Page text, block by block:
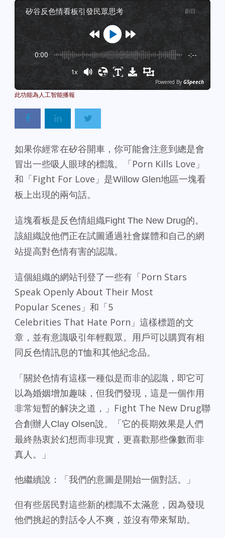
矽谷反色情看板引發民眾思考 剧目 :-
0:00 -:--
1x
Powered By GSpeech
如果你經常在矽谷開車， 你可能會注意到總是會
冒出一些吸人眼球的標識。「Porn Kills Love」
和「Fight For Love」是Willow Glen地區一塊看
板上出現的兩句話。
這塊看板是反色情組織Fight The New Drug的。
該組織說他們正在試圖通過社會媒體和自己的網
站提高對色情有害的認識。
這個組織的網站刊登了一些有「Porn Stars
Speak Openly About Their Most
Popular Scenes」和「5
Celebrities That Hate Porn」這樣標題的文
章，並有意識吸引年輕觀眾。 用戶可以購買有相
同反色情訊息的T恤和其他紀念品。
「關於色情有這樣一種似是而非的認識，即它可
以為婚姻增加趣味， 但我們發現，這是一個作用
非常短暫的解決之道，」Fight The New Drug聯
合創辦人 Clay Olsen說。 「它的長期效果是人們
最終熱衷於幻想而非現實， 更喜歡那些像數而非
真人。」
他繼續說：「我們的意圖是開始一個對話。」
但有些居民對這些新的標識不太滿意， 因為發現
他們挑起的對話令人不爽，並沒有帶來幫助。